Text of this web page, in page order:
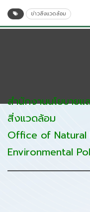
ข่าวสิ่งแวดล้อม
สำนักงานนโยบายแ
สิ่งแวดล้อม
Office of Natural
Environmental